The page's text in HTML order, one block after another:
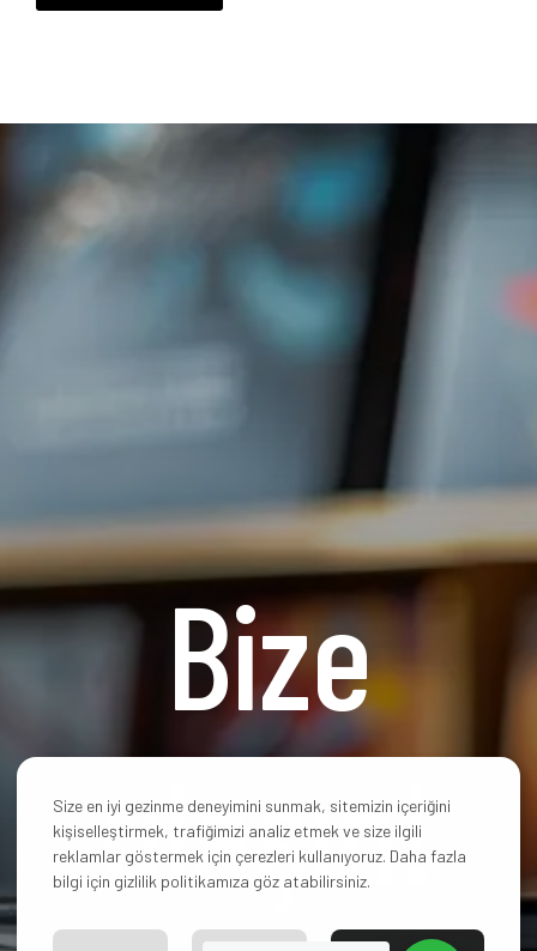
Bize
ulaşın!
Size en iyi gezinme deneyimini sunmak, sitemizin içeriğini
kişiselleştirmek, trafiğimizi analiz etmek ve size ilgili
reklamlar göstermek için çerezleri kullanıyoruz. Daha fazla
bilgi için gizlilik politikamıza göz atabilirsiniz.